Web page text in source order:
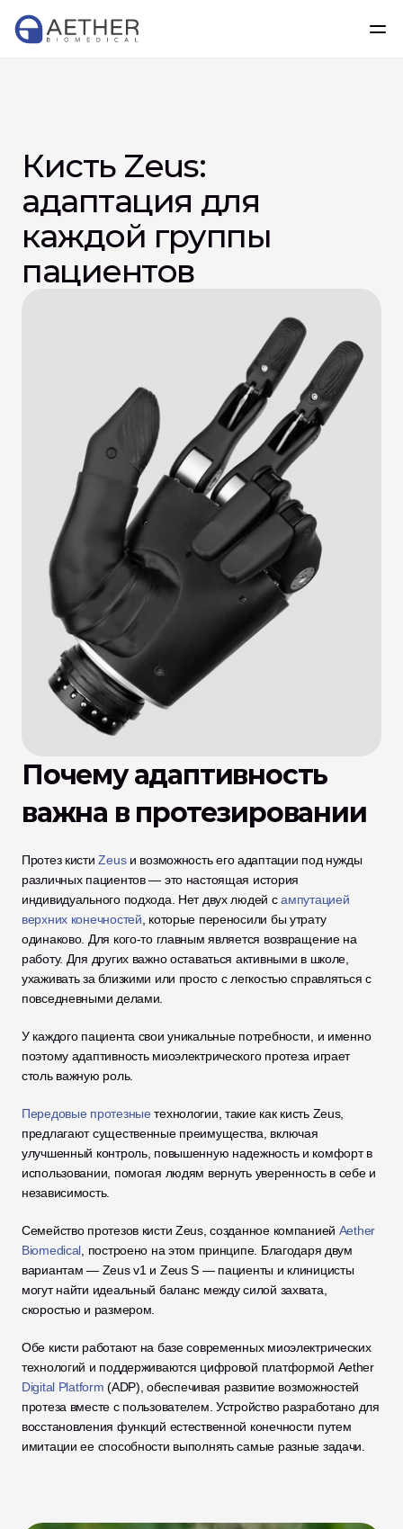
Кисть Zeus:
адаптация для
каждой группы
пациентов
Почему адаптивность
важна в протезировании
Протез кисти Zeus и возможность его адаптации под нужды
различных пациентов — это настоящая история
индивидуального подхода. Нет двух людей с ампутацией
верхних конечностей , которые переносили бы утрату
одинаково. Для кого-то главным является возвращение на
работу. Для других важно оставаться активными в школе,
ухаживать за близкими или просто с легкостью справляться с
повседневными делами.
У каждого пациента свои уникальные потребности, и именно
поэтому адаптивность миоэлектрического протеза играет
столь важную роль.
Передовые протезные технологии, такие как кисть Zeus,
предлагают существенные преимущества, включая
улучшенный контроль, повышенную надежность и комфорт в
использовании, помогая людям вернуть уверенность в себе и
независимость.
Семейство протезов кисти Zeus, созданное компанией Aether
Biomedical , построено на этом принципе. Благодаря двум
вариантам — Zeus v1 и Zeus S — пациенты и клиницисты
могут найти идеальный баланс между силой захвата,
скоростью и размером.
Обе кисти работают на базе современных миоэлектрических
технологий и поддерживаются цифровой платформой Aether
Digital Platform (ADP), обеспечивая развитие возможностей
протеза вместе с пользователем. Устройство разработано для
восстановления функций естественной конечности путем
имитации ее способности выполнять самые разные задачи.